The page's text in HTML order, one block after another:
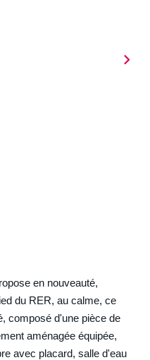
en nouveauté,
du RER, au calme, ce
composé d'une pièce de
aménagée équipée,
avec placard, salle d'eau